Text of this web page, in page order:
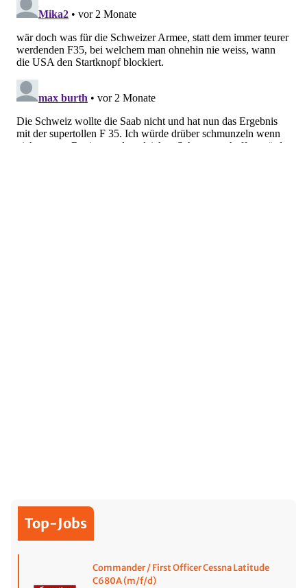
Top-Jobs
Commander / First Officer Cessna Latitude
C680A (m/f/d)